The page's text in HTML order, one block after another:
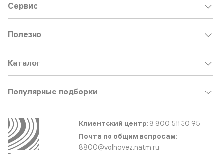
Сервис
Полезно
Каталог
Популярные подборки
Клиентский центр: 8 800 511 30 95
Почта по общим вопросам:
8800@volhovez.natm.ru